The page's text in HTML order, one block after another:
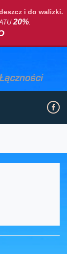
i do walizki.
20%.